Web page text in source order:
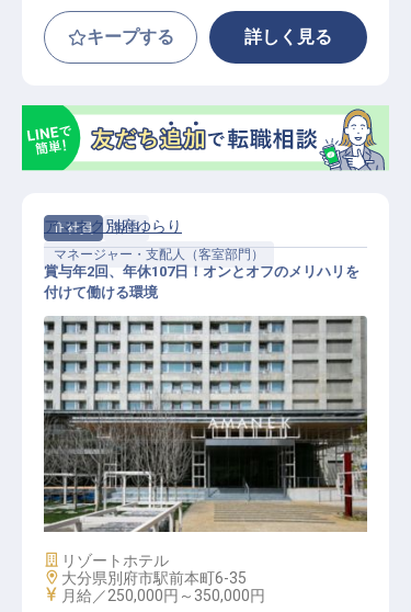
キープする 詳しく見る
正社員
客室
マネージャー・支配人（客室部門）
清掃責任者候補
アマネク別府ゆらり
賞与年2回、年休107日！オンとオフのメリハリを
付けて働ける環境
施設業態
リゾートホテル
勤務地
大分県別府市駅前本町6-35
給与
月給／250,000円～ 350,000円